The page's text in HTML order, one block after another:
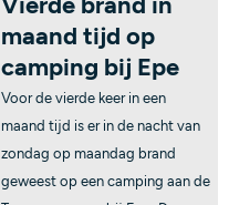
maand tijd op
camping bij Epe
Voor de vierde keer in een
maand tijd is er in de nacht van
zondag op maandag brand
geweest op een camping aan de